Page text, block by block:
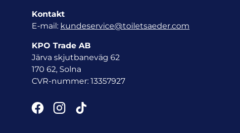
Kontakt
E-mail: kundeservice@toiletsaeder.com
KPO Trade AB
Järva skjutbaneväg 62
170 62, Solna
CVR-nummer: 13357927
FacebookInstagram
TikTok